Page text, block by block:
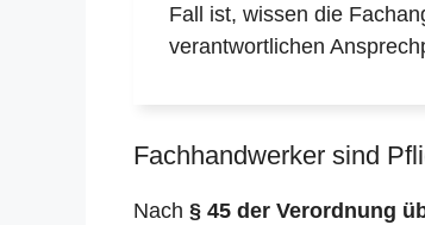
Fall ist, wissen die
verantwortlichen
Fachhandwerker sind
Nach § 45 der Verordnung